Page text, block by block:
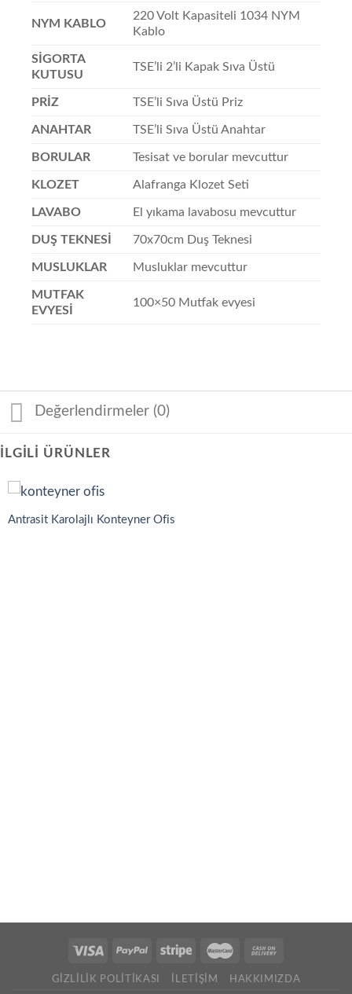
NYM KABLO
220 Volt Kapasiteli 1034 NYM
Kablo
SİGORTA
KUTUSU
TSE’li 2’li Kapak Sıva Üstü
PRİZ TSE’li Sıva Üstü Priz
ANAHTAR TSE’li Sıva Üstü Anahtar
BORULAR Tesisat ve borular mevcuttur
KLOZET Alafranga Klozet Seti
LAVABO El yıkama lavabosu mevcuttur
DUŞ TEKNESİ 70x70cm Duş Teknesi
MUSLUKLAR Musluklar mevcuttur
MUTFAK
EVYESİ
100×50 Mutfak evyesi
Değerlendirmeler (0)
İLGILI ÜRÜNLER
Antrasit Karolajlı Konteyner Ofis
GIZLILIK POLITIKASI İLETIŞIM HAKKIMIZDA